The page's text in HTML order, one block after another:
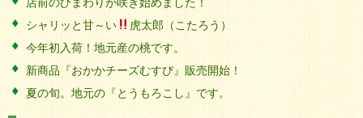
シャリッと甘～い
虎太郎（こたろう）
今年初入荷！地元産の桃です。
新商品『おかかチーズむすび』販売開始！
夏の旬。地元の『とうもろこし』です。